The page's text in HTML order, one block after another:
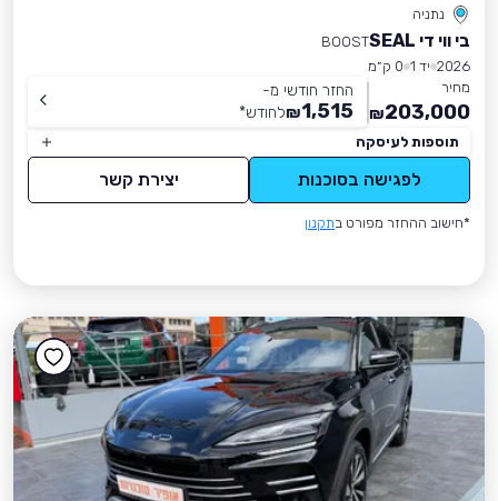
נתניה
בי ווי די SEAL
BOOST
2026 יד 1
0 ק״מ
מחיר
203,000
₪
החזר חודשי מ-
1,515
₪לחודש*
תוספות לעיסקה
לפגישה בסוכנות יצירת קשר
*חישוב ההחזר מפורט בתקנון